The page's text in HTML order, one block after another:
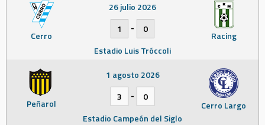
Cerro Racing
26 julio 2026
1
-
0
Estadio Luis Tróccoli
Peñarol Cerro Largo
1 agosto 2026
3
-
0
Estadio Campeón del Siglo